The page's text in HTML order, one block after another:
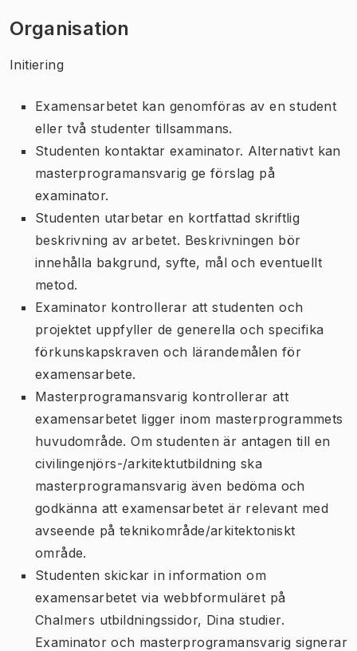
Organisation
Initiering
Examensarbetet kan genomföras av en student
eller två studenter tillsammans.
Studenten kontaktar examinator. Alternativt kan
masterprogramansvarig ge förslag på
examinator.
Studenten utarbetar en kortfattad skriftlig
beskrivning av arbetet. Beskrivningen bör
innehålla bakgrund, syfte, mål och eventuellt
metod.
Examinator kontrollerar att studenten och
projektet uppfyller de generella och specifika
förkunskapskraven och lärandemålen för
examensarbete.
Masterprogramansvarig kontrollerar att
examensarbetet ligger inom masterprogrammets
huvudområde. Om studenten är antagen till en
civilingenjörs-/arkitektutbildning ska
masterprogramansvarig även bedöma och
godkänna att examensarbetet är relevant med
avseende på teknikområde/arkitektoniskt
område.
Studenten skickar in information om
examensarbetet via webbformuläret på
Chalmers utbildningssidor, Dina studier.
Examinator och masterprogramansvarig signerar